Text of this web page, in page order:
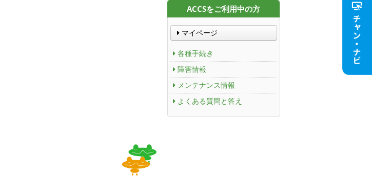
ACCSをご利用中の方
マイページ
各種手続き
障害情報
メンテナンス情報
よくある質問と答え